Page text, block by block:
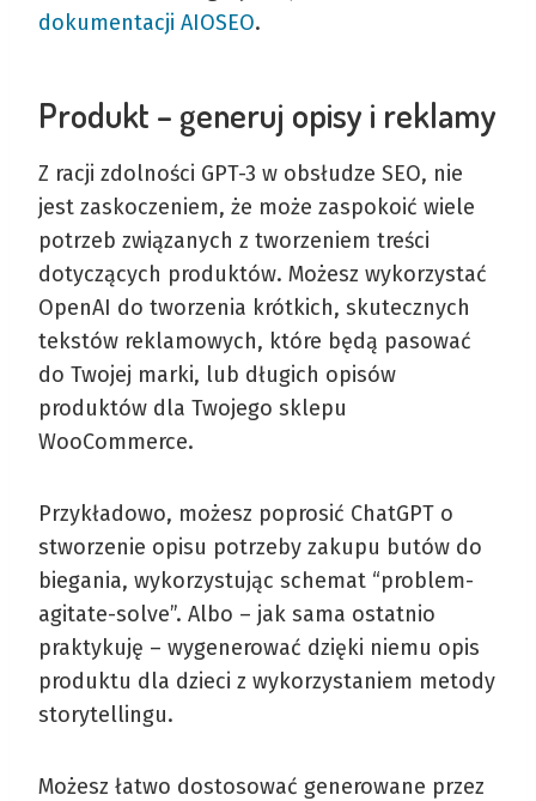
dokumentacji AIOSEO.
Produkt – generuj opisy i reklamy
Z racji zdolności GPT-3 w obsłudze SEO, nie
jest zaskoczeniem, że może zaspokoić wiele
potrzeb związanych z tworzeniem treści
dotyczących produktów. Możesz wykorzystać
OpenAI do tworzenia krótkich, skutecznych
tekstów reklamowych, które będą pasować
do Twojej marki, lub długich opisów
produktów dla Twojego sklepu
WooCommerce.
Przykładowo, możesz poprosić ChatGPT o
stworzenie opisu potrzeby zakupu butów do
biegania, wykorzystując schemat “problem-
agitate-solve”. Albo – jak sama ostatnio
praktykuję – wygenerować dzięki niemu opis
produktu dla dzieci z wykorzystaniem metody
storytellingu.
Możesz łatwo dostosować generowane przez